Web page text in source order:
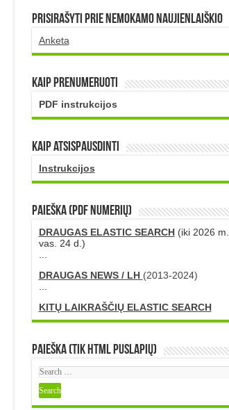
Prisirašyti prie nemokamo naujienlaiškio
Anketa
Kaip prenumeruoti
PDF instrukcijos
Kaip atsispausdinti
Instrukcijos
PAIEŠKA (PDF numerių)
DRAUGAS ELASTIC SEARCH(iki 2026 m.
vas. 24 d.)
...
DRAUGAS NEWS / LH (2013-2024)
...
KITŲ LAIKRAŠČIŲ ELASTIC SEARCH
Paieška (tik HTML puslapių)